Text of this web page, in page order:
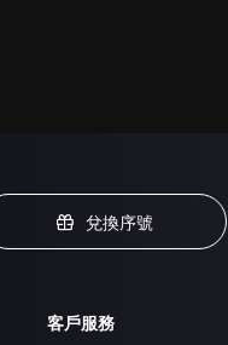
兌換序號
客戶服務